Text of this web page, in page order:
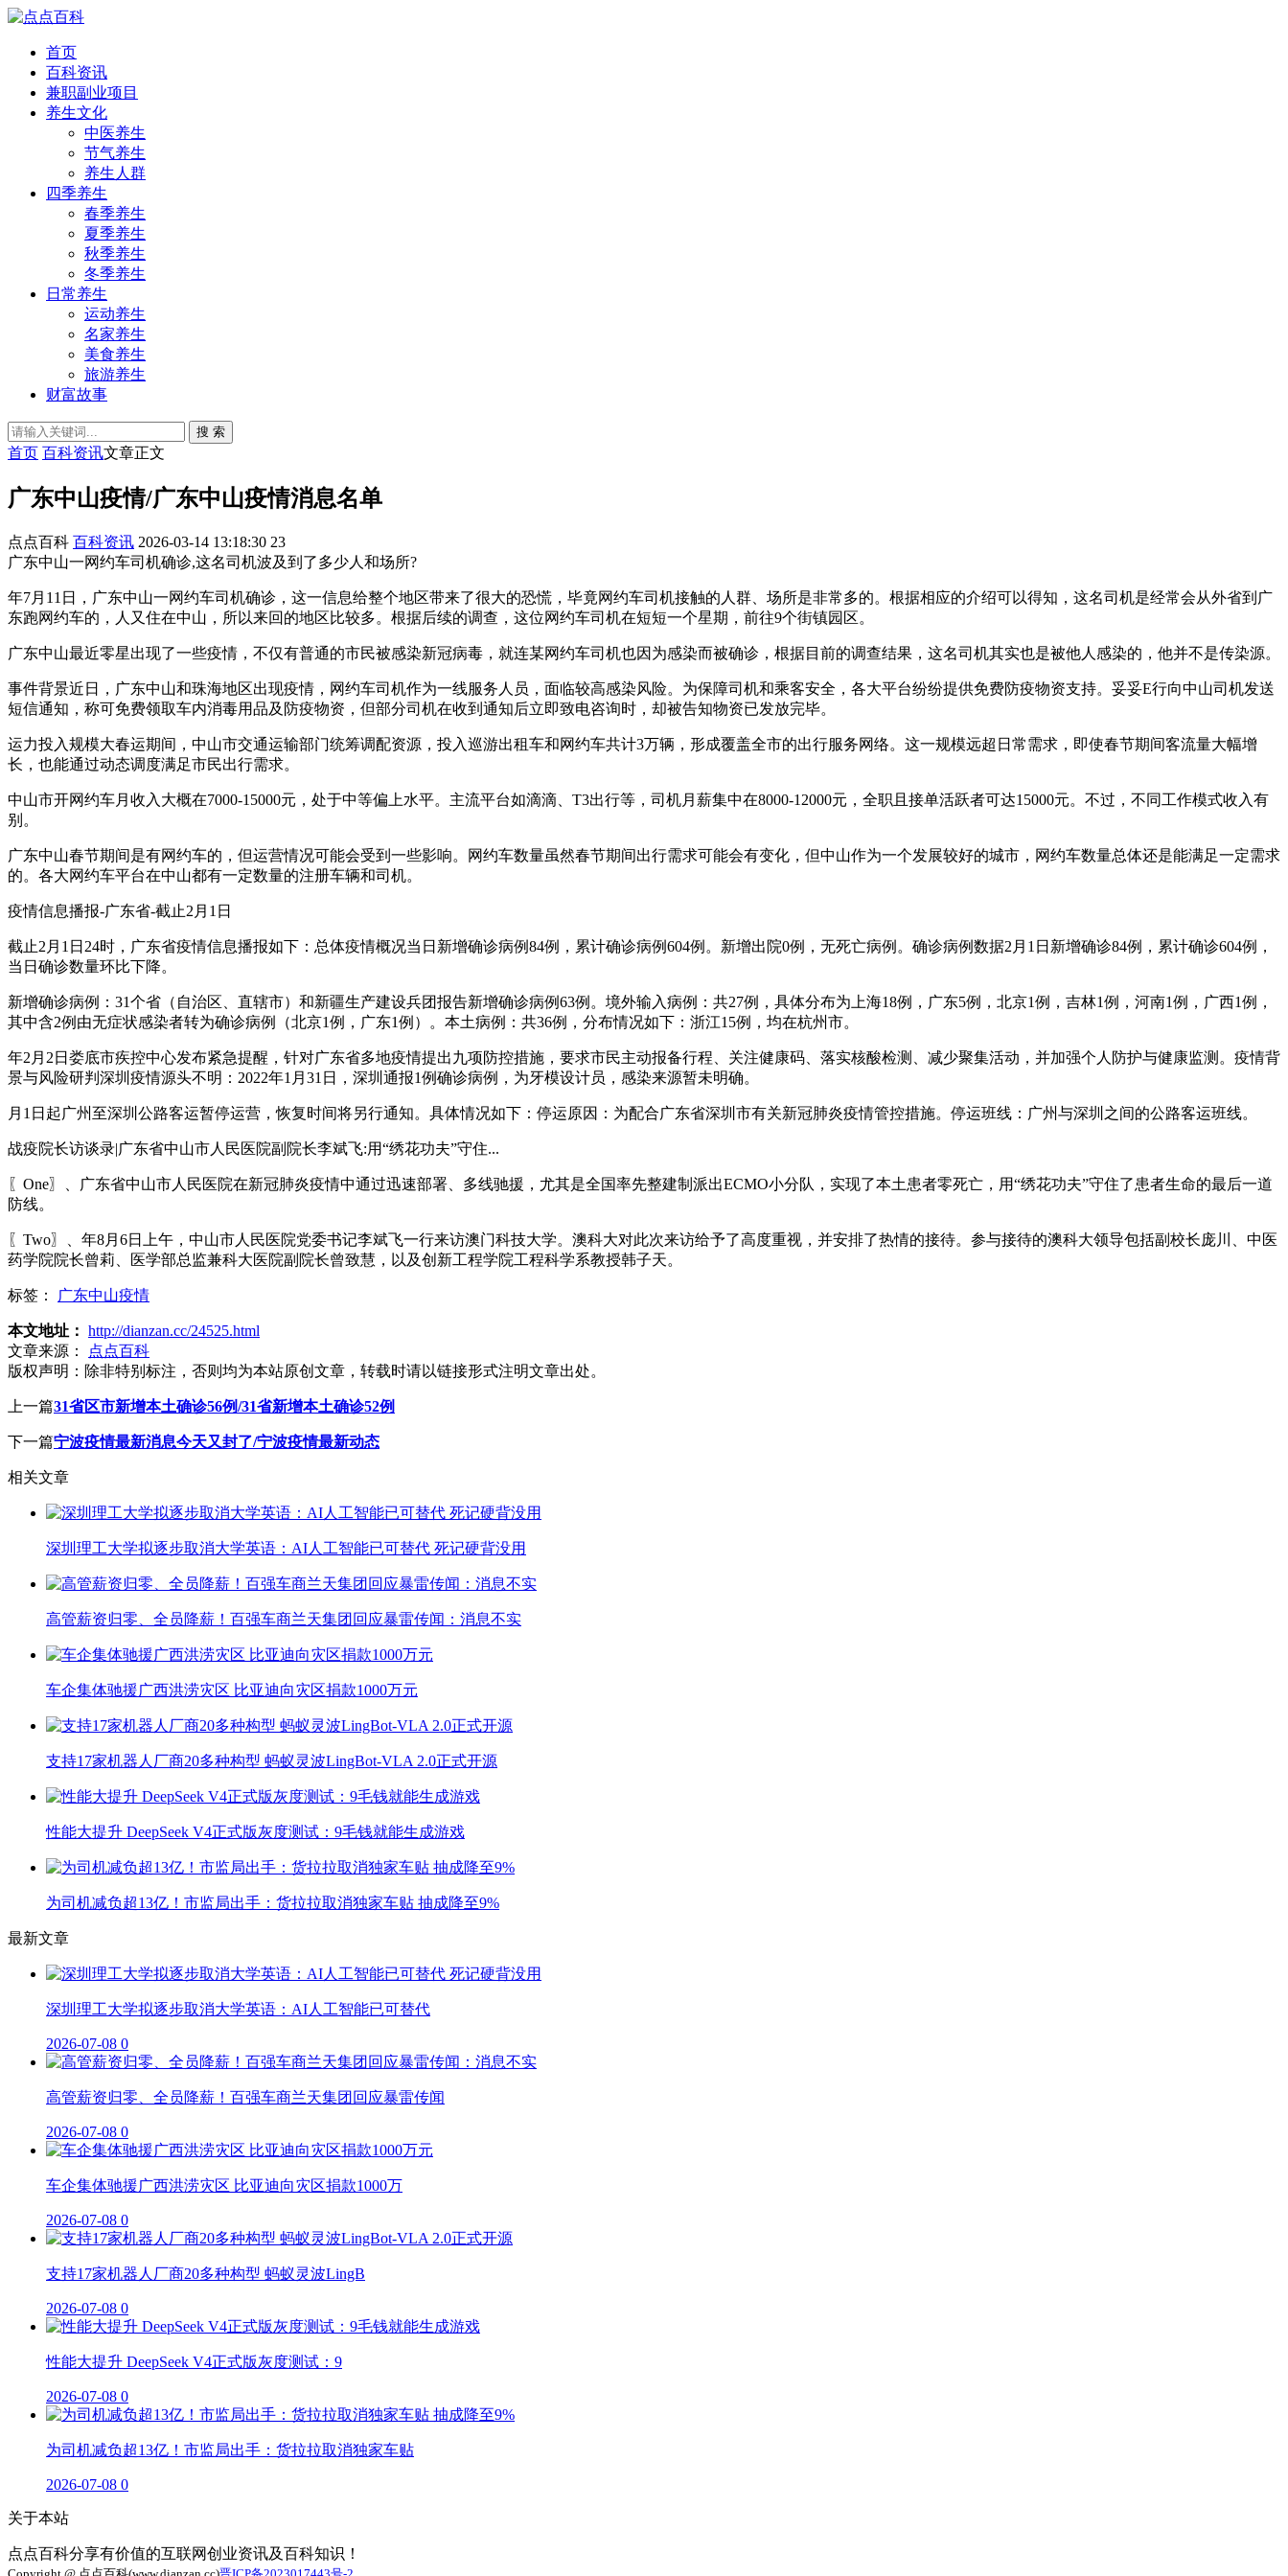
首页
百科资讯
兼职副业项目
养生文化
中医养生
节气养生
养生人群
四季养生
春季养生
夏季养生
秋季养生
冬季养生
日常养生
运动养生
名家养生
美食养生
旅游养生
财富故事
搜 索
首页 百科资讯文章正文
广东中山疫情/广东中山疫情消息名单
点点百科 百科资讯 2026-03-14 13:18:30 23
广东中山一网约车司机确诊,这名司机波及到了多少人和场所?
年7月11日，广东中山一网约车司机确诊，这一信息给整个地区带来了很大的恐慌，毕竟网约车司机接触的人群、场所是非常多的。根据相应的介绍可以得知，这名司机是经常会从外省到广
东跑网约车的，人又住在中山，所以来回的地区比较多。根据后续的调查，这位网约车司机在短短一个星期，前往9个街镇园区。
广东中山最近零星出现了一些疫情，不仅有普通的市民被感染新冠病毒，就连某网约车司机也因为感染而被确诊，根据目前的调查结果，这名司机其实也是被他人感染的，他并不是传染源。
事件背景近日，广东中山和珠海地区出现疫情，网约车司机作为一线服务人员，面临较高感染风险。为保障司机和乘客安全，各大平台纷纷提供免费防疫物资支持。妥妥E行向中山司机发送
短信通知，称可免费领取车内消毒用品及防疫物资，但部分司机在收到通知后立即致电咨询时，却被告知物资已发放完毕。
运力投入规模大春运期间，中山市交通运输部门统筹调配资源，投入巡游出租车和网约车共计3万辆，形成覆盖全市的出行服务网络。这一规模远超日常需求，即使春节期间客流量大幅增
长，也能通过动态调度满足市民出行需求。
中山市开网约车月收入大概在7000-15000元，处于中等偏上水平。主流平台如滴滴、T3出行等，司机月薪集中在8000-12000元，全职且接单活跃者可达15000元。不过，不同工作模式收入有
别。
广东中山春节期间是有网约车的，但运营情况可能会受到一些影响。网约车数量虽然春节期间出行需求可能会有变化，但中山作为一个发展较好的城市，网约车数量总体还是能满足一定需求
的。各大网约车平台在中山都有一定数量的注册车辆和司机。
疫情信息播报-广东省-截止2月1日
截止2月1日24时，广东省疫情信息播报如下：总体疫情概况当日新增确诊病例84例，累计确诊病例604例。新增出院0例，无死亡病例。确诊病例数据2月1日新增确诊84例，累计确诊604例，
当日确诊数量环比下降。
新增确诊病例：31个省（自治区、直辖市）和新疆生产建设兵团报告新增确诊病例63例。境外输入病例：共27例，具体分布为上海18例，广东5例，北京1例，吉林1例，河南1例，广西1例，
其中含2例由无症状感染者转为确诊病例（北京1例，广东1例）。本土病例：共36例，分布情况如下：浙江15例，均在杭州市。
年2月2日娄底市疾控中心发布紧急提醒，针对广东省多地疫情提出九项防控措施，要求市民主动报备行程、关注健康码、落实核酸检测、减少聚集活动，并加强个人防护与健康监测。疫情背
景与风险研判深圳疫情源头不明：2022年1月31日，深圳通报1例确诊病例，为牙模设计员，感染来源暂未明确。
月1日起广州至深圳公路客运暂停运营，恢复时间将另行通知。具体情况如下：停运原因：为配合广东省深圳市有关新冠肺炎疫情管控措施。停运班线：广州与深圳之间的公路客运班线。
战疫院长访谈录|广东省中山市人民医院副院长李斌飞:用“绣花功夫”守住...
〖One〗、广东省中山市人民医院在新冠肺炎疫情中通过迅速部署、多线驰援，尤其是全国率先整建制派出ECMO小分队，实现了本土患者零死亡，用“绣花功夫”守住了患者生命的最后一道
防线。
〖Two〗、年8月6日上午，中山市人民医院党委书记李斌飞一行来访澳门科技大学。澳科大对此次来访给予了高度重视，并安排了热情的接待。参与接待的澳科大领导包括副校长庞川、中医
药学院院长曾莉、医学部总监兼科大医院副院长曾致慧，以及创新工程学院工程科学系教授韩子天。
标签： 广东中山疫情
本文地址： http://dianzan.cc/24525.html
文章来源：
点点百科
版权声明： 除非特别标注，否则均为本站原创文章，转载时请以链接形式注明文章出处。
上一篇31省区市新增本土确诊56例/31省新增本土确诊52例
下一篇宁波疫情最新消息今天又封了/宁波疫情最新动态
相关文章
深圳理工大学拟逐步取消大学英语：AI人工智能已可替代 死记硬背没用
高管薪资归零、全员降薪！百强车商兰天集团回应暴雷传闻：消息不实
车企集体驰援广西洪涝灾区 比亚迪向灾区捐款1000万元
支持17家机器人厂商20多种构型 蚂蚁灵波LingBot-VLA 2.0正式开源
性能大提升 DeepSeek V4正式版灰度测试：9毛钱就能生成游戏
为司机减负超13亿！市监局出手：货拉拉取消独家车贴 抽成降至9%
最新文章
深圳理工大学拟逐步取消大学英语：AI人工智能已可替代
2026-07-08 0
高管薪资归零、全员降薪！百强车商兰天集团回应暴雷传闻
2026-07-08 0
车企集体驰援广西洪涝灾区 比亚迪向灾区捐款1000万
2026-07-08 0
支持17家机器人厂商20多种构型 蚂蚁灵波LingB
2026-07-08 0
性能大提升 DeepSeek V4正式版灰度测试：9
2026-07-08 0
为司机减负超13亿！市监局出手：货拉拉取消独家车贴
2026-07-08 0
关于本站
点点百科分享有价值的互联网创业资讯及百科知识！